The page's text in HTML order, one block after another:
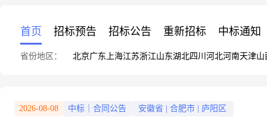
首页 招标预告 招标公告 重新招标 中标通知
省份地区： 北京广东 上海江苏浙江山东湖北四川 河北河南天津山
2026-08-08 中标｜合同公告 安徽省 合肥市 庐阳区